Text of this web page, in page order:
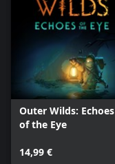
Outer Wilds: Echoes
of the Eye
14,99 €